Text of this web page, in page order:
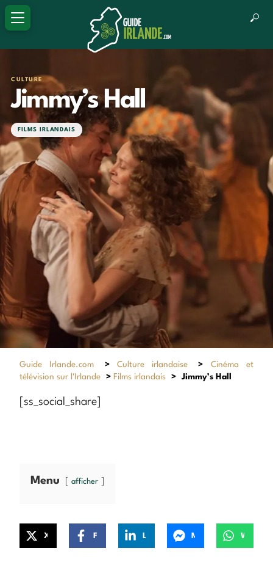
CULTURE
Jimmy’s Hall
FILMS IRLANDAIS
Guide Irlande.com > Culture irlandaise > Cinéma et
télévision sur l'Irlande
> Films irlandais > Jimmy’s Hall
[ss_social_share]
Menu afficher